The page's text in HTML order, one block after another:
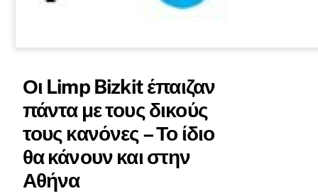
Οι Limp Bizkit έπαιζαν
πάντα με τους δικούς
τους κανόνες – Το ίδιο
θα κάνουν και στην
Αθήνα